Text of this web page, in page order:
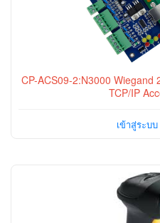
CP-ACS09-2:N3000
TCP/IP
เข้าสู่ระบบ